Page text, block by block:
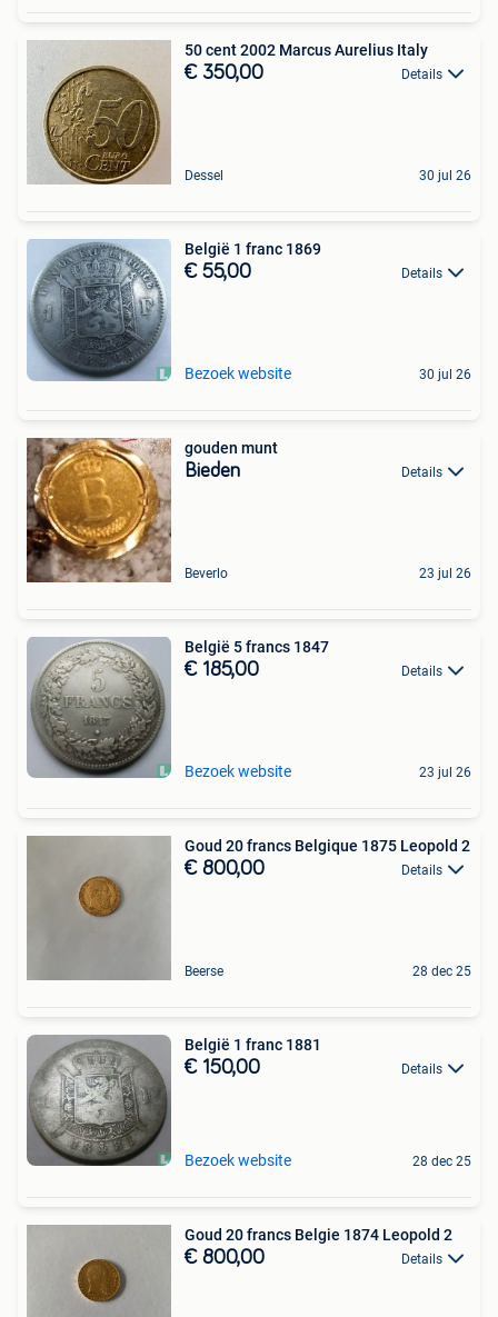
50 cent 2002 Marcus Aurelius Italy
€ 350,00 Details
Dessel 30 jul 26
België 1 franc 1869
€ 55,00 Details
Bezoek website 30 jul 26
gouden munt
Bieden Details
Beverlo 23 jul 26
België 5 francs 1847
€ 185,00 Details
Bezoek website 23 jul 26
Goud 20 francs Belgique 1875 Leopold 2
€ 800,00 Details
Beerse 28 dec 25
België 1 franc 1881
€ 150,00 Details
Bezoek website 28 dec 25
Goud 20 francs Belgie 1874 Leopold 2
€ 800,00 Details